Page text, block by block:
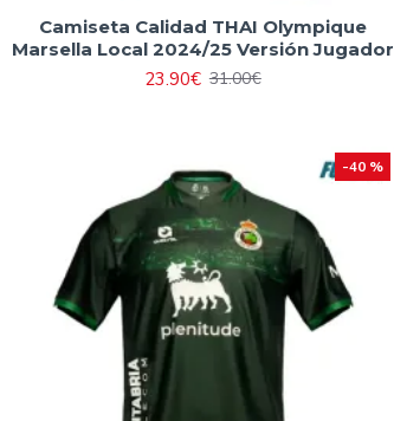
Camiseta Calidad THAI Olympique
Marsella Local 2024/25 Versión Jugador
23.90€ 31.00€
-40 %